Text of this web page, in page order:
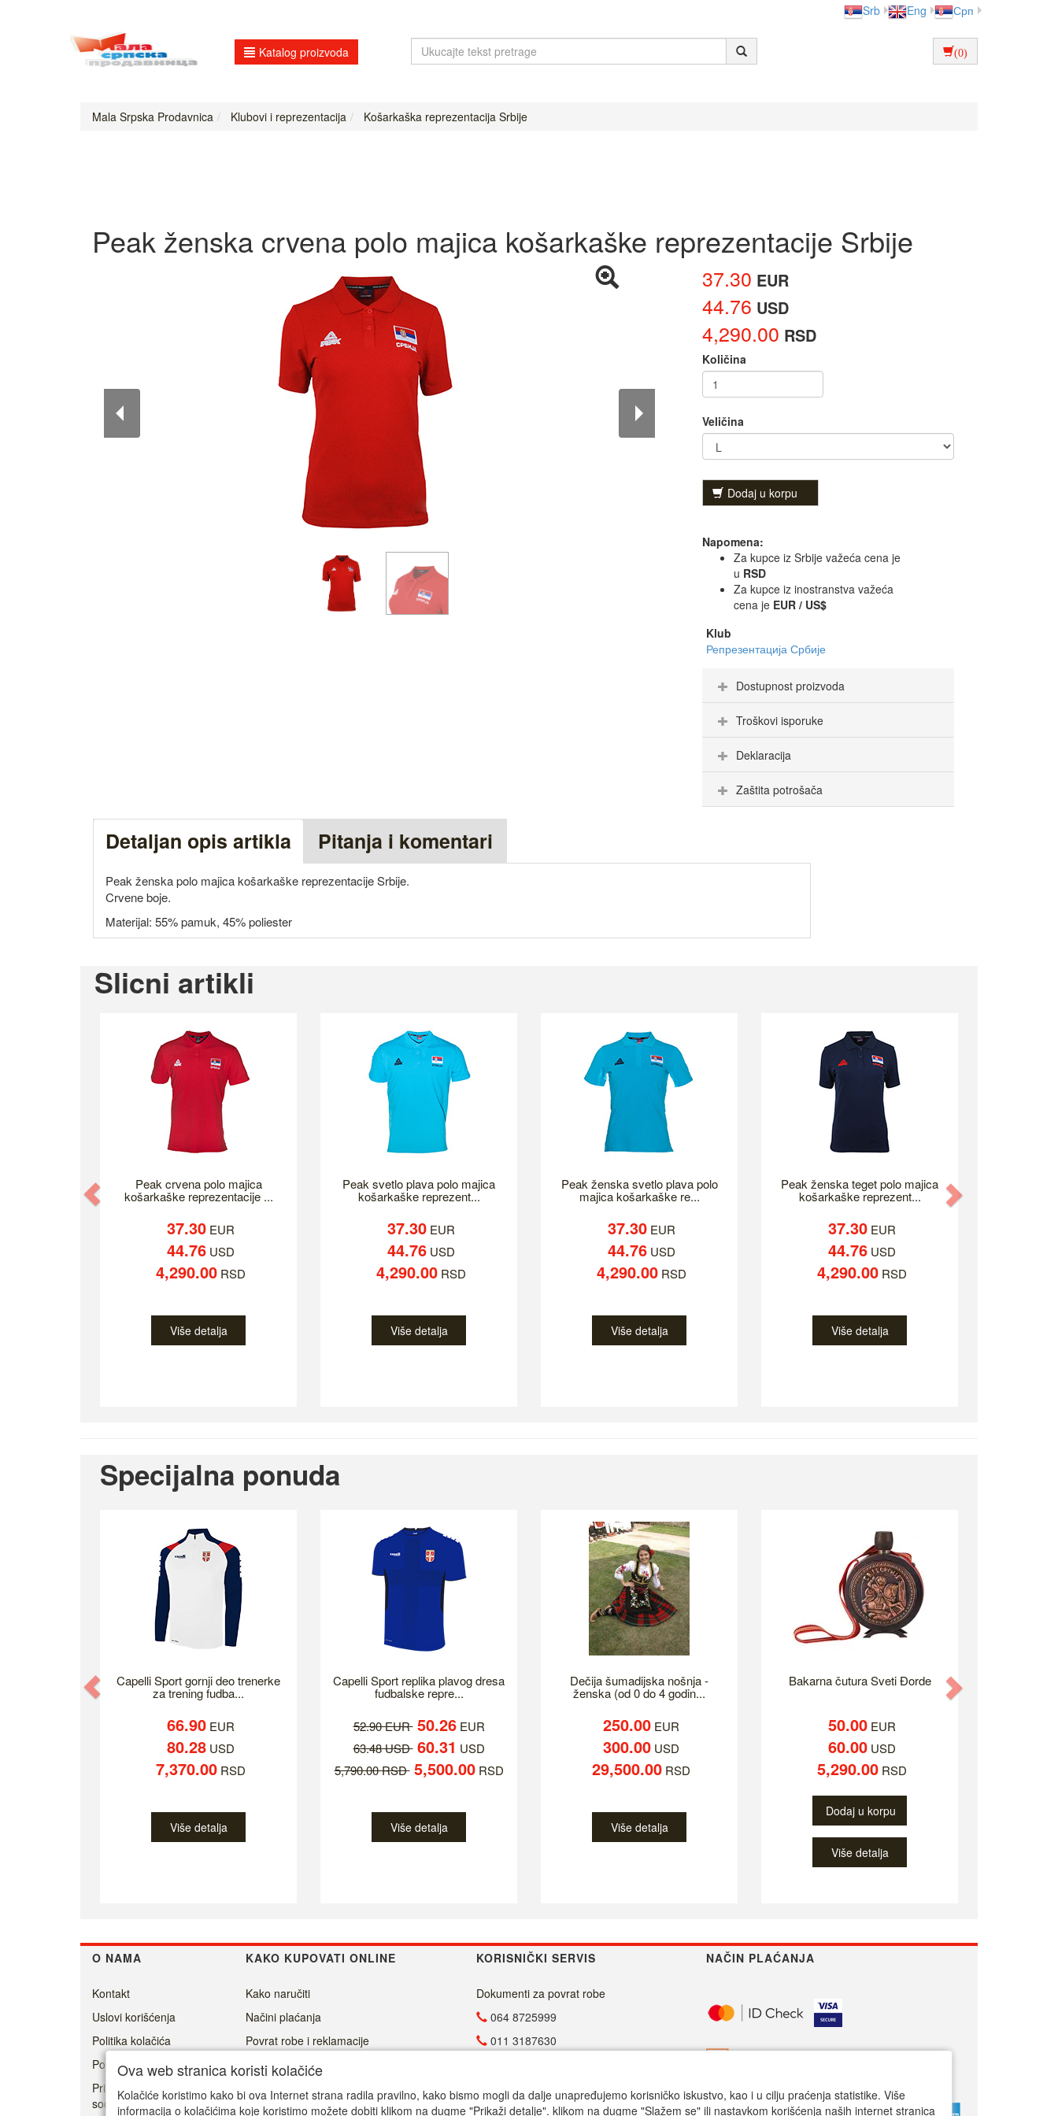
Srb Eng Срп
Katalog proizvoda (0)
Mala Srpska Prodavnica Klubovi i reprezentacija Košarkaška reprezentacija Srbije
Peak ženska crvena polo majica košarkaške reprezentacije Srbije
37.30 EUR
44.76 USD
4,290.00 RSD
Količina
Veličina
Dodaj u korpu
Napomena:
Za kupce iz Srbije važeća cena je
u RSD
Za kupce iz inostranstva važeća
cena je EUR / US$
Klub
Репрезентација Србије
Dostupnost proizvoda
Troškovi isporuke
Deklaracija
Zaštita potrošača
Detaljan opis artikla Pitanja i komentari
Peak ženska polo majica košarkaške reprezentacije Srbije.
Crvene boje.
Materijal: 55% pamuk, 45% poliester
Slicni artikli
Peak crvena polo majica
košarkaške reprezentacije ...
37.30EUR
44.76USD
4,290.00RSD
Više detalja
Peak svetlo plava polo majica
košarkaške reprezent...
37.30EUR
44.76USD
4,290.00RSD
Više detalja
Peak ženska svetlo plava polo
majica košarkaške re...
37.30EUR
44.76USD
4,290.00RSD
Više detalja
Peak ženska teget polo majica
košarkaške reprezent...
37.30EUR
44.76USD
4,290.00RSD
Više detalja
Previous
Specijalna ponuda
Capelli Sport gornji deo trenerke
za trening fudba...
66.90EUR
80.28USD
7,370.00RSD
Više detalja
Capelli Sport replika plavog dresa
fudbalske repre...
52.90 EUR 50.26EUR
63.48 USD 60.31 USD
5,790.00 RSD 5,500.00RSD
Više detalja
Dečija šumadijska nošnja -
ženska (od 0 do 4 godin...
250.00 EUR
300.00 USD
29,500.00 RSD
Više detalja
Bakarna čutura Sveti Đorde
50.00EUR
60.00USD
5,290.00RSD
Dodaj u korpu
Više detalja
Previous
O NAMA KAKO KUPOVATI ONLINE KORISNIČKI SERVIS NAČIN PLAĆANJA
Kontakt
Uslovi korišćenja
Politika kolačića
Politika privatnosti
Prisoner's Dilemma -
social game
Kako naručiti
Načini plaćanja
Povrat robe i reklamacije
Isporuka
Dokumenti za povrat robe
064 8725999
011 3187630
info@malasrpskaprodavnica.com
Radno vreme
Ova web stranica koristi kolačiće
Kolačiće koristimo kako bi ova Internet strana radila pravilno, kako bismo mogli da dalje unapređujemo korisničko iskustvo, kao i u cilju praćenja statistike. Više
informacija o kolačićima koje koristimo možete dobiti klikom na dugme "Prikaži detalje". klikom na dugme "Slažem se" ili nastavkom korišćenja naših internet stranica